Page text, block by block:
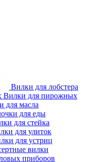
Вилки для лобстера
Вилки для пирожных
для масла
для еды
для стейка
для улиток
для устриц
вилки